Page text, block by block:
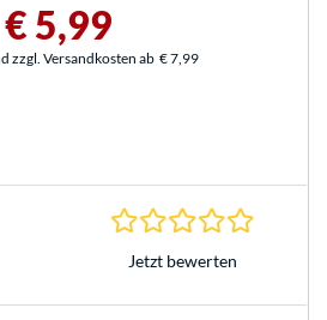
€ 5,99
zzgl. Versandkosten ab € 7,99
Jetzt bewerten